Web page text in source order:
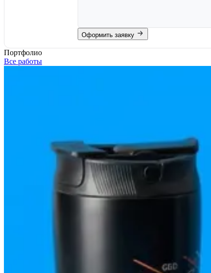
Оформить заявку
Портфолио
Все работы